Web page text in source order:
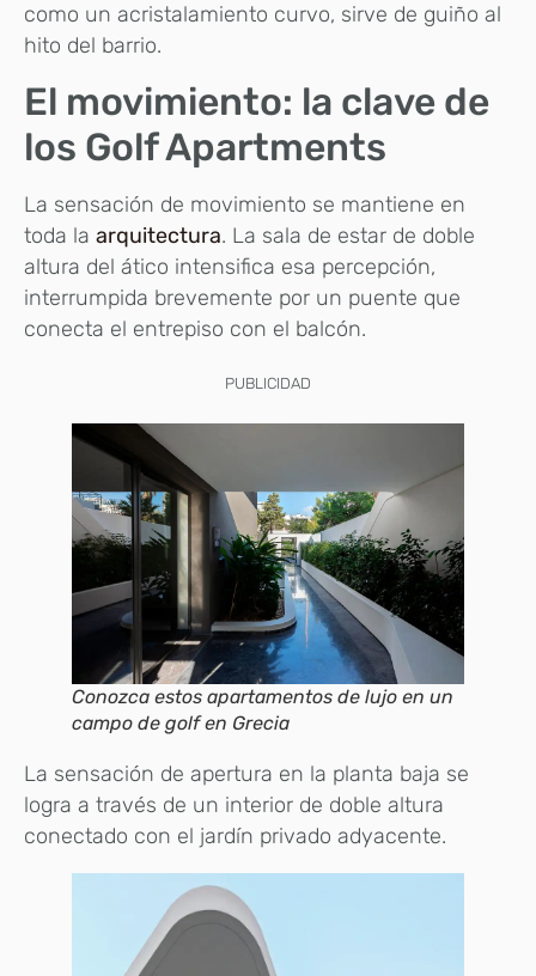
como un acristalamiento curvo, sirve de guiño al
hito del barrio.
El movimiento: la clave de
los Golf Apartments
La sensación de movimiento se mantiene en
toda la arquitectura. La sala de estar de doble
altura del ático intensifica esa percepción,
interrumpida brevemente por un puente que
conecta el entrepiso con el balcón.
PUBLICIDAD
Conozca estos apartamentos de lujo en un
campo de golf en Grecia
La sensación de apertura en la planta baja se
logra a través de un interior de doble altura
conectado con el jardín privado adyacente.